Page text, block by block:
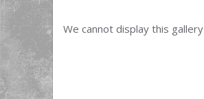
We cannot display this gallery